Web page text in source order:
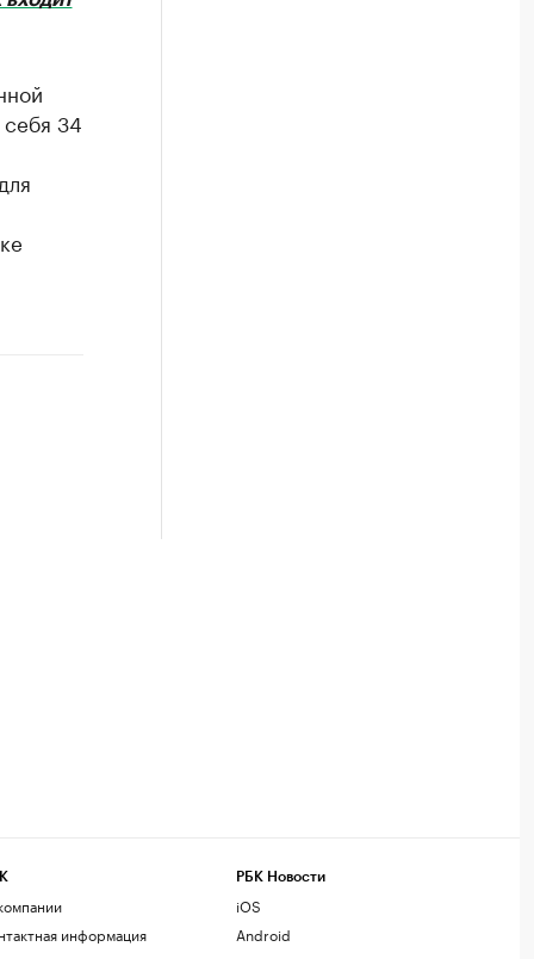
34
информация
РБК Новости
iOS
Android